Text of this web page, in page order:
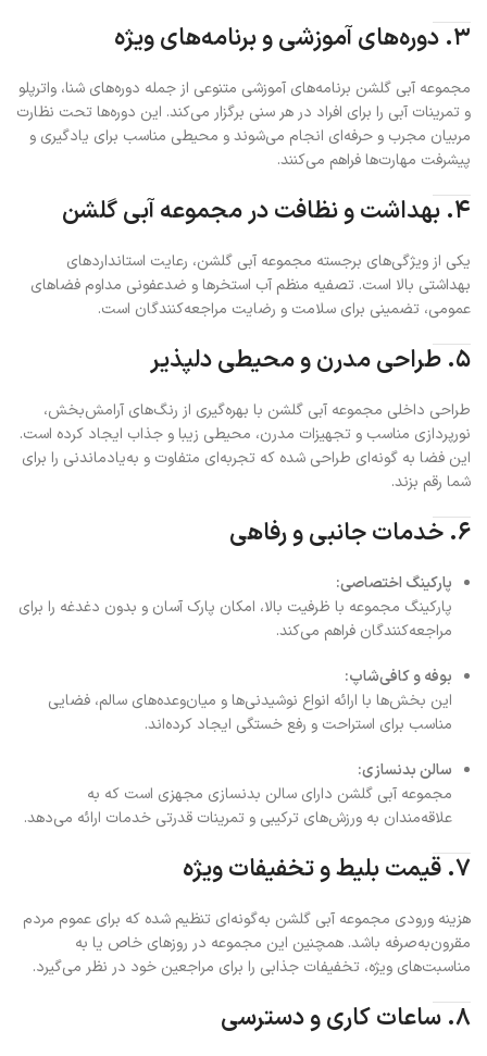
۳. دوره‌های آموزشی و برنامه‌های ویژه
مجموعه آبی گلشن برنامه‌های آموزشی متنوعی از جمله دوره‌های شنا، واترپلو
و تمرینات آبی را برای افراد در هر سنی برگزار می‌کند. این دوره‌ها تحت نظارت
مربیان مجرب و حرفه‌ای انجام می‌شوند و محیطی مناسب برای یادگیری و
پیشرفت مهارت‌ها فراهم می‌کنند.
۴. بهداشت و نظافت در مجموعه آبی گلشن
یکی از ویژگی‌های برجسته مجموعه آبی گلشن، رعایت استانداردهای
بهداشتی بالا است. تصفیه منظم آب استخرها و ضدعفونی مداوم فضاهای
عمومی، تضمینی برای سلامت و رضایت مراجعه‌کنندگان است.
۵. طراحی مدرن و محیطی دلپذیر
طراحی داخلی مجموعه آبی گلشن با بهره‌گیری از رنگ‌های آرامش‌بخش،
نورپردازی مناسب و تجهیزات مدرن، محیطی زیبا و جذاب ایجاد کرده است.
این فضا به گونه‌ای طراحی شده که تجربه‌ای متفاوت و به‌یادماندنی را برای
شما رقم بزند.
۶. خدمات جانبی و رفاهی
پارکینگ اختصاصی:
پارکینگ مجموعه با ظرفیت بالا، امکان پارک آسان و بدون دغدغه را برای
مراجعه‌کنندگان فراهم می‌کند.
بوفه و کافی‌شاپ:
این بخش‌ها با ارائه انواع نوشیدنی‌ها و میان‌وعده‌های سالم، فضایی
مناسب برای استراحت و رفع خستگی ایجاد کرده‌اند.
سالن بدنسازی:
مجموعه آبی گلشن دارای سالن بدنسازی مجهزی است که به
علاقه‌مندان به ورزش‌های ترکیبی و تمرینات قدرتی خدمات ارائه می‌دهد.
۷. قیمت بلیط و تخفیفات ویژه
هزینه ورودی مجموعه آبی گلشن به‌گونه‌ای تنظیم شده که برای عموم مردم
مقرون‌به‌صرفه باشد. همچنین این مجموعه در روزهای خاص یا به
مناسبت‌های ویژه، تخفیفات جذابی را برای مراجعین خود در نظر می‌گیرد.
۸. ساعات کاری و دسترسی